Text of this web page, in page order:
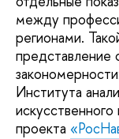
между
регионами.
представление
Института
проекта